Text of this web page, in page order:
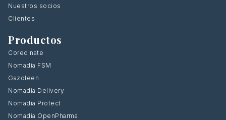
Nuestros socios
Clientes
Productos
Coredinate
Nomadia FSM
Gazoleen
Nomadia Delivery
Nomadia Protect
Nomadia OpenPharma